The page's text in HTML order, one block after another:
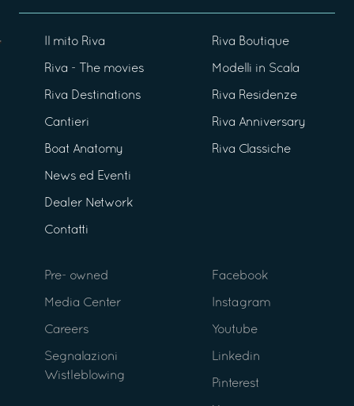
Il mito Riva
Riva - The movies
Riva Destinations
Cantieri
Boat Anatomy
News ed Eventi
Dealer Network
Contatti
Riva Boutique
Modelli in Scala
Riva Residenze
Riva Anniversary
Riva Classiche
Pre- owned
Media Center
Careers
Segnalazioni
Wistleblowing
Facebook
Instagram
Youtube
Linkedin
Pinterest